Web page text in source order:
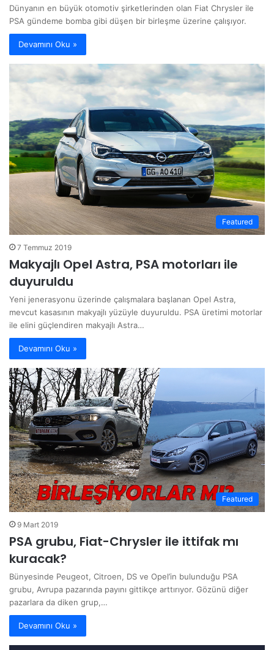
Dünyanın en büyük otomotiv şirketlerinden olan Fiat Chrysler ile
PSA gündeme bomba gibi düşen bir birleşme üzerine çalışıyor.
Devamını Oku »
Featured
7 Temmuz 2019
Makyajlı Opel Astra, PSA motorları ile
duyuruldu
Yeni jenerasyonu üzerinde çalışmalara başlanan Opel Astra,
mevcut kasasının makyajlı yüzüyle duyuruldu. PSA üretimi motorlar
ile elini güçlendiren makyajlı Astra…
Devamını Oku »
Featured
9 Mart 2019
PSA grubu, Fiat-Chrysler ile ittifak mı
kuracak?
Bünyesinde Peugeot, Citroen, DS ve Opel’in bulunduğu PSA
grubu, Avrupa pazarında payını gittikçe arttırıyor. Gözünü diğer
pazarlara da diken grup,…
Devamını Oku »